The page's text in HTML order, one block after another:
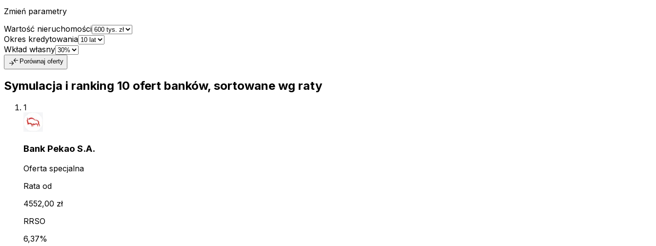
Zmień parametry
Wartość nieruchomości
Okres kredytowania
Wkład własny
compare_arrows Porównaj oferty
Symulacja i ranking 10 ofert banków, sortowane wg raty
1
Bank Pekao S.A.
Oferta specjalna
Rata od
4552,00 zł
RRSO
6,37%